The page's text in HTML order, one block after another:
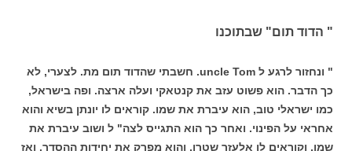
" הדוד תום" שבתוכנו
" ונחזור לרגע ל uncle Tom. חשבתי שהדוד תום מת. לצערי, לא
כך הדבר. הוא פשוט עזב את קנטאקי ועלה ארצה. ופה בישראל,
כמו ישראלי טוב, הוא עיברת את שמו. קוראים לו יונתן בשיא והוא
אחראי על הפינוי. ואחר כך הוא התגייס לצה" ל ושוב עיברת את
שמו, וקוראים לו אלעזר שטרן, והוא מפרק את יחידות ההסדר. ואז